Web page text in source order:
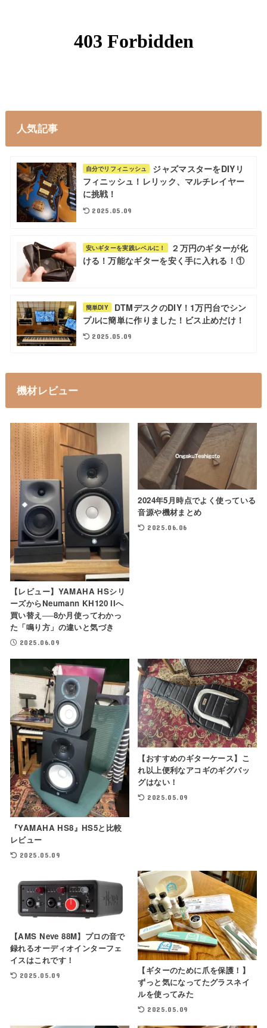
人気記事
自分でリフィニッシュ
ジャズマスターをDIYリ
フィニッシュ！レリック、マルチレイヤー
に挑戦！
2025.05.09
安いギターを実践レベルに！
２万円のギターが化
ける！万能なギターを安く手に入れる！①
簡単DIY
DTMデスクのDIY！1万円台でシン
プルに簡単に作りました！ビス止めだけ！
2025.05.09
機材レビュー
【レビュー】YAMAHA HSシリ
ーズからNeumann KH120 IIへ
買い替え──8か月使ってわかっ
た「鳴り方」の違いと気づき
2025.06.09
2024年5月時点でよく使っている
音源や機材まとめ
2025.06.06
『YAMAHA HS8』HS5と比較
レビュー
2025.05.09
【おすすめのギターケース】こ
れ以上便利なアコギのギグバッ
グはない！
2025.05.09
【AMS Neve 88M】プロの音で
録れるオーディオインターフェ
イスはこれです！
2025.05.09
【ギターのために爪を保護！】
ずっと気になってたグラスネイ
ルを使ってみた
2025.05.09